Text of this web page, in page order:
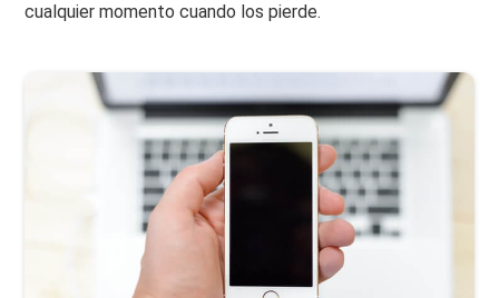
cualquier momento cuando los pierde.